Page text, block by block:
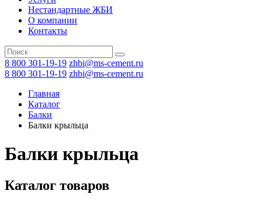
Нестандартные ЖБИ
О компании
Контакты
8 800 301-19-19 zhbi@ms-cement.ru
8 800 301-19-19 zhbi@ms-cement.ru
Главная
Каталог
Балки
Балки крыльца
Балки крыльца
Каталог товаров